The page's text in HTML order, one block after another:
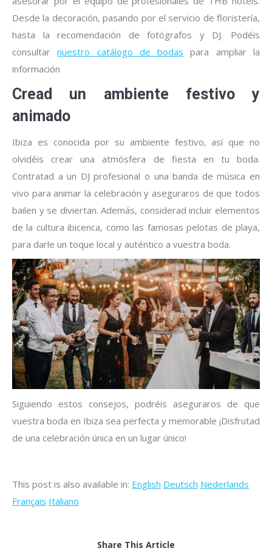
Desde la decoración, pasando por el servicio de floristería,
hasta la recomendación de fotógrafos y DJ. Podéis
consultarnuestro catálogo de bodas para ampliar la
información
Cread un ambiente festivo y
animado
Ibiza es conocida por su ambiente festivo, así que no
olvidéis crear una atmósfera de fiesta en tu boda.
Contratad a un DJ profesional o una banda de música en
vivo para animar la celebración y aseguraros de que todos
bailen y se diviertan. Además, considerad incluir elementos
de la cultura ibicenca, como las famosas pelotas de playa,
para darle un toque local y auténtico a vuestra boda.
Siguiendo estos consejos, podréis aseguraros de que
vuestra boda en Ibiza sea perfecta y memorable ¡Disfrutad
de una celebración única en un lugar único!
This post is also available in: English Deutsch Nederlands
Français Italiano
Share This Article